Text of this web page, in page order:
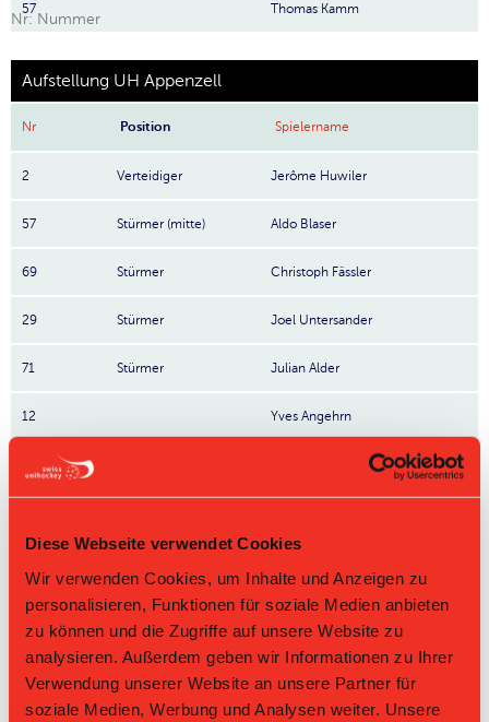
Diese Webseite verwendet Cookies
Wir verwenden Cookies, um Inhalte und Anzeigen zu
personalisieren, Funktionen für soziale Medien anbieten
zu können und die Zugriffe auf unsere Website zu
analysieren. Außerdem geben wir Informationen zu Ihrer
Verwendung unserer Website an unsere Partner für
soziale Medien, Werbung und Analysen weiter. Unsere
57 Thomas Kamm
Nr: Nummer
Aufstellung UH Appenzell
Nr Position Spielername
2 Verteidiger Jerôme Huwiler
57 Stürmer (mitte) Aldo Blaser
69 Stürmer Christoph Fässler
29 Stürmer Joel Untersander
71 Stürmer Julian Alder
12 Yves Angehrn
19 Dario Fässler
97 Cedric Sutter
6 Mauro Neff